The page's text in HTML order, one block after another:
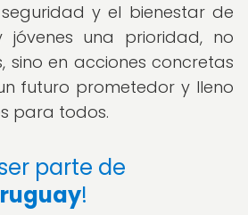
y el bienestar de
jóvenes una prioridad, no
sino en acciones concretas
futuro prometedor y lleno
para todos.
parte de
!